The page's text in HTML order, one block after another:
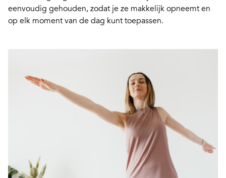
eenvoudig gehouden, zodat je ze makkelijk opneemt en
op elk moment van de dag kunt toepassen.